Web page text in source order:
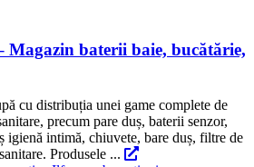
baterii baie, bucătărie,
cu distribuția unei game complete de
precum pare duș, baterii senzor,
igienă intimă, chiuvete, bare duș, filtre de
Produsele ...